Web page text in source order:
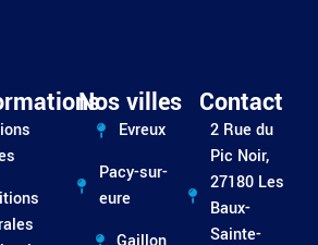
Nos villes
Evreux
Pacy-sur-
eure
Contact
2 Rue du
Pic Noir,
27180 Les
Baux-
Sainte-